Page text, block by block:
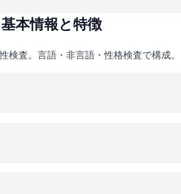
本情報と特徴
検査。言語・非言語・性格検査で構成。